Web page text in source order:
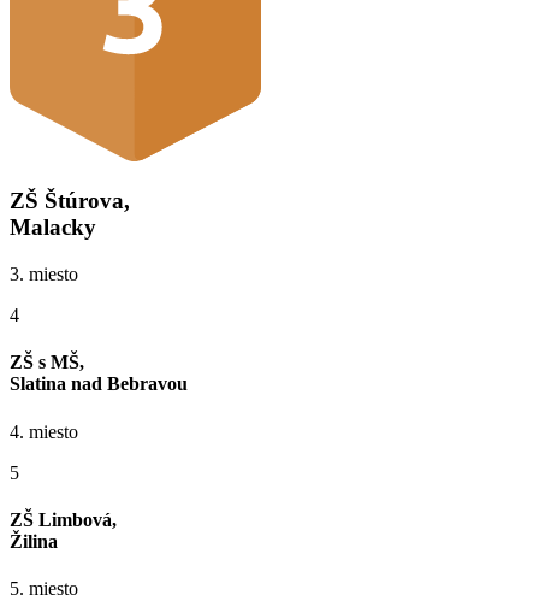
ZŠ Štúrova,
Malacky
3. miesto
4
ZŠ s MŠ,
Slatina nad Bebravou
4. miesto
5
ZŠ Limbová,
Žilina
5. miesto